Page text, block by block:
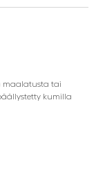
maalatusta tai
kumilla